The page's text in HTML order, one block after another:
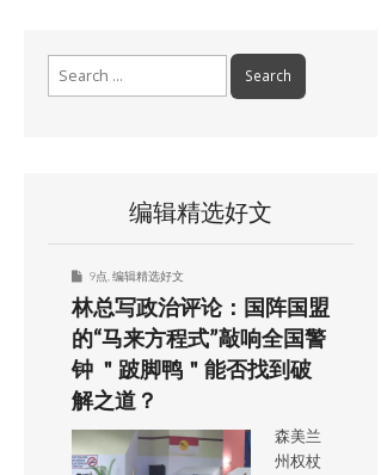
编辑精选好文
9点 编辑精选好文
林总写政治评论：国阵国盟
的“马来方程式”敲响全国警
钟 ＂跛脚鸭＂能否找到破
解之道？
森美兰
州权杖